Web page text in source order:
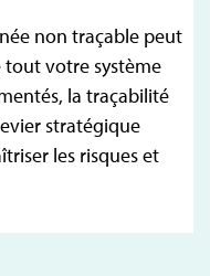
non traçable peut
tout votre système
la traçabilité
stratégique
les risques et